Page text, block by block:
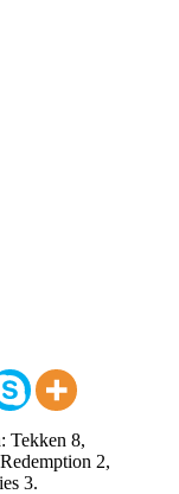
Tekken 8,
2,
3.